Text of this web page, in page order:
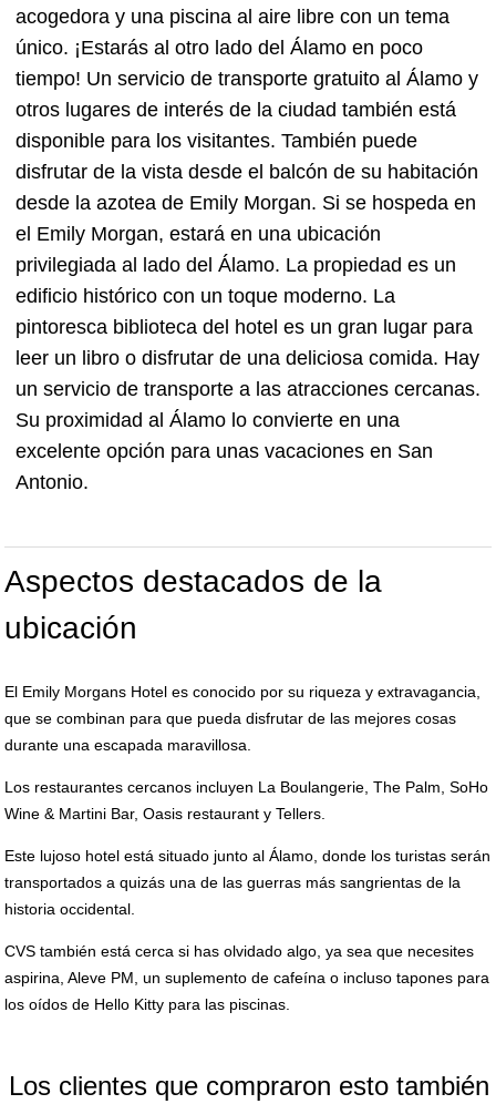
acogedora y una piscina al aire libre con un tema
único. ¡Estarás al otro lado del Álamo en poco
tiempo! Un servicio de transporte gratuito al Álamo y
otros lugares de interés de la ciudad también está
disponible para los visitantes. También puede
disfrutar de la vista desde el balcón de su habitación
desde la azotea de Emily Morgan. Si se hospeda en
el Emily Morgan, estará en una ubicación
privilegiada al lado del Álamo. La propiedad es un
edificio histórico con un toque moderno. La
pintoresca biblioteca del hotel es un gran lugar para
leer un libro o disfrutar de una deliciosa comida. Hay
un servicio de transporte a las atracciones cercanas.
Su proximidad al Álamo lo convierte en una
excelente opción para unas vacaciones en San
Antonio.
Aspectos destacados de la
ubicación
El Emily Morgans Hotel es conocido por su riqueza y extravagancia,
que se combinan para que pueda disfrutar de las mejores cosas
durante una escapada maravillosa.
Los restaurantes cercanos incluyen La Boulangerie, The Palm, SoHo
Wine & Martini Bar, Oasis restaurant y Tellers.
Este lujoso hotel está situado junto al Álamo, donde los turistas serán
transportados a quizás una de las guerras más sangrientas de la
historia occidental.
CVS también está cerca si has olvidado algo, ya sea que necesites
aspirina, Aleve PM, un suplemento de cafeína o incluso tapones para
los oídos de Hello Kitty para las piscinas.
Los clientes que compraron esto también